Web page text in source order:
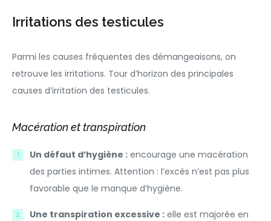
Irritations des testicules
Parmi les causes fréquentes des démangeaisons, on
retrouve les irritations. Tour d’horizon des principales
causes d’irritation des testicules.
Macération et transpiration
Un défaut d’hygiène :encourage une macération
des parties intimes. Attention : l’excès n’est pas plus
favorable que le manque d’hygiène.
Une transpiration excessive :elle est majorée en